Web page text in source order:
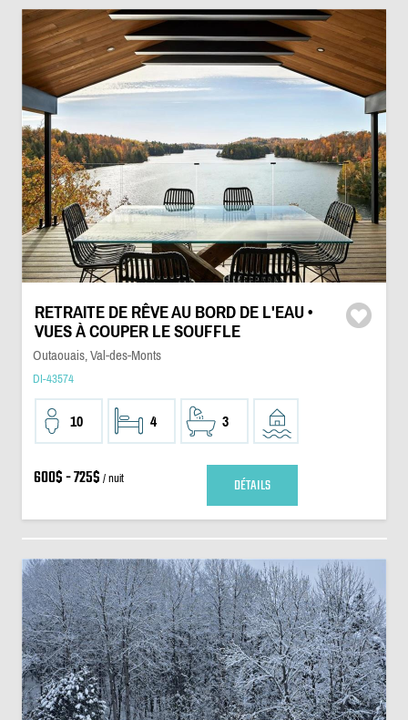
RETRAITE DE RÊVE AU BORD DE L'EAU •
VUES À COUPER LE SOUFFLE
Outaouais, Val-des-Monts
DI-43574
10 4 3
600$ - 725$ / nuit DÉTAILS